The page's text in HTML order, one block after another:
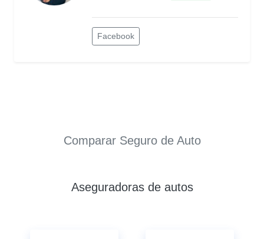
Facebook
Comparar Seguro de Auto
Aseguradoras de autos